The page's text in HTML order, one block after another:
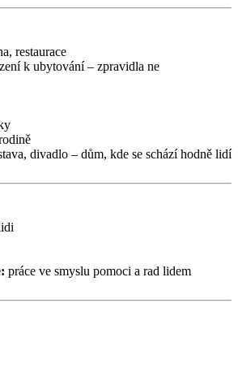
restaurace
k ubytování – zpravidla ne
divadlo – dům, kde se schází hodně lidí
práce ve smyslu pomoci a rad lidem